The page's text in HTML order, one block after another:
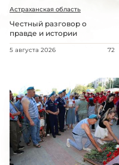
Астраханская область
Честный разговор о
правде и истории
5 августа 2026 72